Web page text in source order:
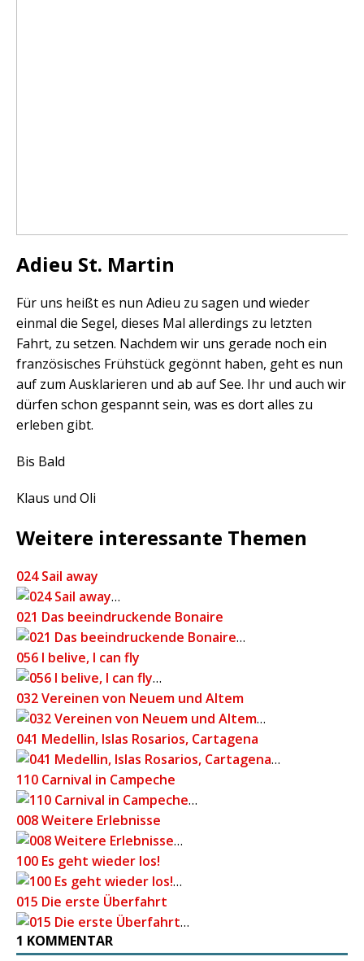
Adieu St. Martin
Für uns heißt es nun Adieu zu sagen und wieder
einmal die Segel, dieses Mal allerdings zu letzten
Fahrt, zu setzen. Nachdem wir uns gerade noch ein
französisches Frühstück gegönnt haben, geht es nun
auf zum Ausklarieren und ab auf See. Ihr und auch wir
dürfen schon gespannt sein, was es dort alles zu
erleben gibt.
Bis Bald
Klaus und Oli
Weitere interessante Themen
024 Sail away
…
021 Das beeindruckende Bonaire
…
056 I belive, I can fly
…
032 Vereinen von Neuem und Altem
…
041 Medellin, Islas Rosarios, Cartagena
…
110 Carnival in Campeche
…
008 Weitere Erlebnisse
…
100 Es geht wieder los!
…
015 Die erste Überfahrt
…
1 KOMMENTAR